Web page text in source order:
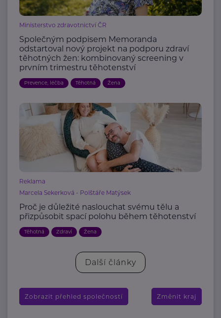
Ministerstvo zdravotnictví ČR
Společným podpisem Memoranda
odstartoval nový projekt na podporu zdraví
těhotných žen: kombinovaný screening v
prvním trimestru těhotenství
Prevence, léčba Těhotná Žena
Reklama
Marcela Sekerková - Polštáře Matýsek
Proč je důležité naslouchat svému tělu a
přizpůsobit spací polohu během těhotenství
Těhotná Zdraví Žena
Další články
Zobrazit přehled společností Změnit kraj